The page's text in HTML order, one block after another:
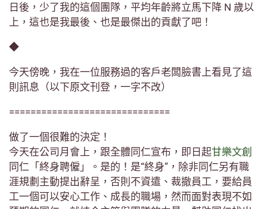
日後，少了我的這個團隊，平均年齡將立馬下降 N 歲以
上，這也是我最後、也是最傑出的貢獻了吧！
◆
今天傍晚，我在一位服務過的客戶老闆臉書上看見了這
則訊息（以下原文刊登，一字不改）
==============================
做了一個很難的決定！
今天在公司月會上，跟全體同仁宣布，即日起甘樂文創
同仁「終身聘僱」。是的！是“終身”，除非同仁另有職
涯規劃主動提出辭呈，否則不資遣、裁撤員工，要給員
工一個可以安心工作、成長的職場，然而面對表現不如